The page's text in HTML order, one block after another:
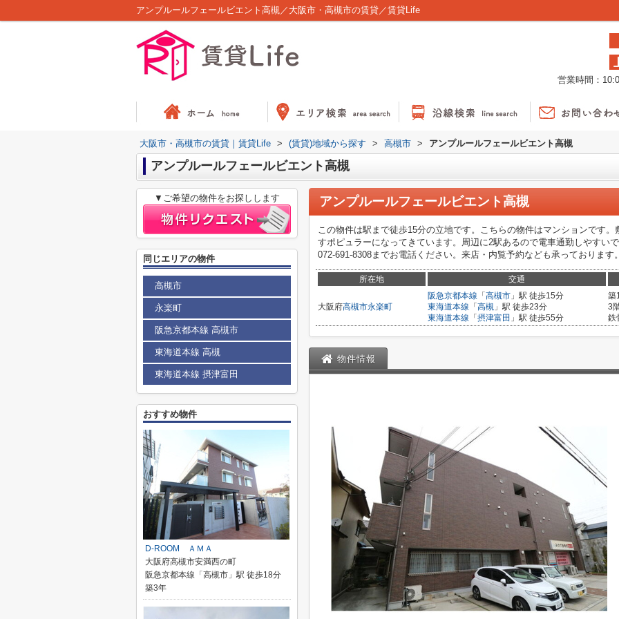
アンプルールフェールビエント高槻／大阪市・高槻市の賃貸／賃貸Life
営業時間：
大阪市・高槻市の賃貸｜賃貸Life > (賃貸)地域から探す > 高槻市 > アンプルールフェールビエント高槻
アンプルールフェールビエント高槻
アンプルールフェールビエント高槻
この物件は駅まで徒歩15分の立地です。こちらの物件はマンションです
すポピュラーになってきています。周辺に2駅あるので電車通勤しやすい
072-691-8308までお電話ください。来店・内覧予約なども承っております
所在地 交通
大阪府高槻市永楽町
阪急京都本線 「 高槻市 」駅 徒歩15分
東海道本線 「 高槻 」駅 徒歩23分
東海道本線 「 摂津富田 」駅 徒歩55分
築
3
鉄
物件情報
▼ご希望の物件をお探しします
同じエリアの物件
高槻市
永楽町
阪急京都本線 高槻市
東海道本線 高槻
東海道本線 摂津富田
おすすめ物件
D-ROOM ＡＭＡ
大阪府高槻市安満西の町
阪急京都本線「高槻市」駅 徒歩18分
築3年